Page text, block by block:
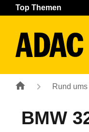
NavigationTop Themen
Rund
BMW